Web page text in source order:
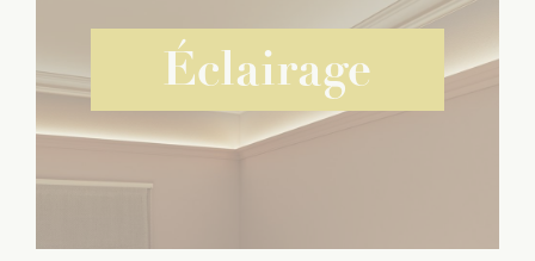
Éclairage